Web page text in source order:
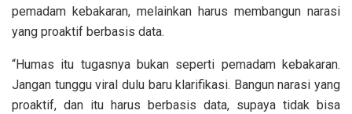
pemadam kebakaran, melainkan harus membangun narasi
yang proaktif berbasis data.
“Humas itu tugasnya bukan seperti pemadam kebakaran.
Jangan tunggu viral dulu baru klarifikasi. Bangun narasi yang
proaktif, dan itu harus berbasis data, supaya tidak bisa